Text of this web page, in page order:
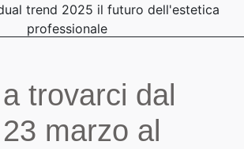
trovarci dal
marzo al